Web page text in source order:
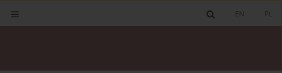
PL
EN